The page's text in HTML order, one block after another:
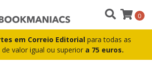
em Correio Editorial para todas as
valor igual ou superior a 75 euros.
0